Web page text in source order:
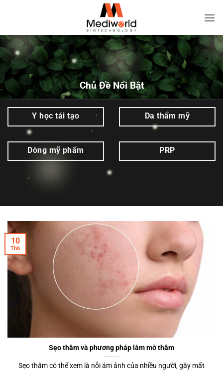
dungTarget
|
Mediworld
Chủ Đề Nổi Bật
Y học tái tạo Da thẩm mỹ
Dòng mỹ phẩm PRP
Sẹo thâm và phương pháp làm mờ thâm
Sẹo thâm có thể xem là nỗi ám ảnh của nhiều người, gây mất
10
Th6